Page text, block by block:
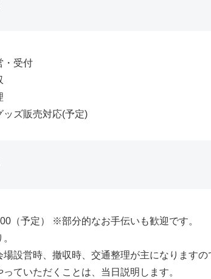
・受付
ッズ販売対応(予定)
（予定） ※部分的なお手伝いも歓迎です。
場設営時、撤収時、交通整理が主になります
っていただくことは、当日説明します。